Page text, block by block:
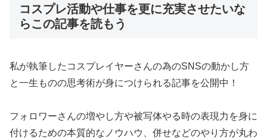
コスプレ活動や仕事を更に充実させたいな
らこの記事を読もう
私が執筆したコスプレイヤーさんの為のSNSの動かし方
と一生ものの思考術が身につけられる記事を公開中！
フォロワーさんの増やし方や被写体やる時の表現力を身に
付けるための本質的なノウハウ、併せなどのやり方が丸わ